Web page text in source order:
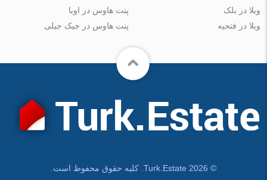
ویلا در بلک
ویلا در فتحیه
پنت هاوس در اوبا
پنت هاوس در جیک جیلی
© Turk.Estate 2026. کلیه حقوق محفوظ است.